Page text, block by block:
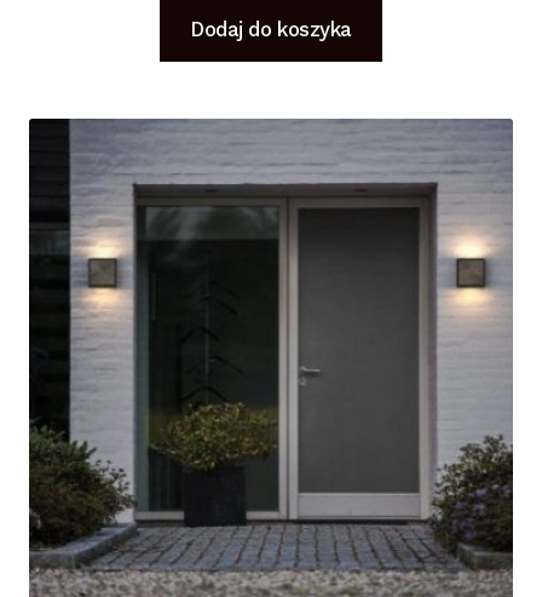
Dodaj do koszyka